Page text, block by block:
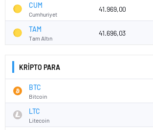
CUM
Cumhuriyet
41.969,00
TAM
Tam Altın
41.696,03
KRİPTO PARA
BTC
Bitcoin
LTC
Litecoin